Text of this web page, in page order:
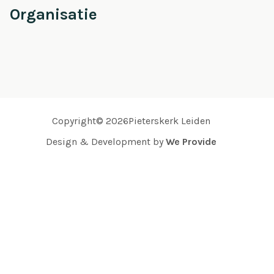
Organisatie
Copyright© 2026Pieterskerk Leiden
Design & Development by We Provide